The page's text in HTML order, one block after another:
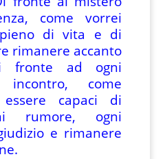
come vorrei
di vita e di
rimanere accanto
fronte ad ogni
come
capaci di
rumore, ogni
e rimanere